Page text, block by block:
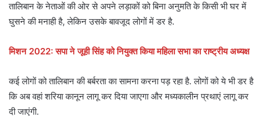
तालिबान के नेताओं की ओर से अपने लड़ाकों को बिना अनुमति के किसी भी घर में
घुसने की मनाही है, लेकिन उसके बावजूद लोगों में डर है.
मिशन 2022: सपा ने जूही सिंह को नियुक्त किया महिला सभा का राष्ट्रीय अध्यक्ष
कई लोगों को तालिबान की बर्बरता का सामना करना पड़ रहा है. लोगों को ये भी डर है
कि अब वहां शरिया कानून लागू कर दिया जाएगा और मध्यकालीन प्रथाएं लागू कर
दी जाएंगी.